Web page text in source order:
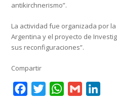
antikirchnerismo”.
La actividad fue organizada por
Argentina y el proyecto de
sus reconfiguraciones”.
Compartir
FacebookTwitterWhatsApp
Gmail